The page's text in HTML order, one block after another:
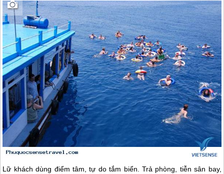
Lữ khách dùng điểm tâm, tự do tắm biển. Trả phòng, tiễn sân bay,